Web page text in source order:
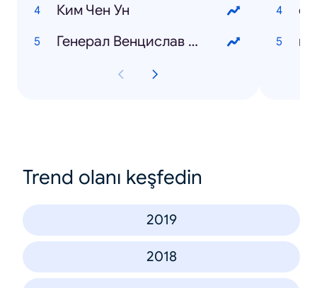
Ким Чен Ун
Генерал Венцислав Мутафчийски
Trend olanı keşfedin
2019
2018